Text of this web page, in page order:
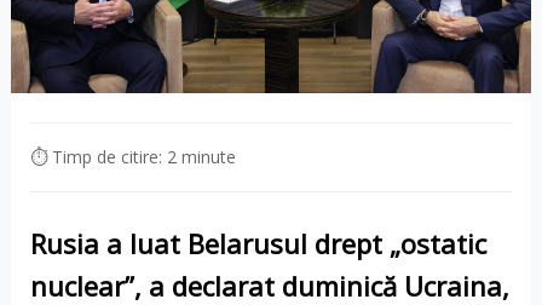
⏱ Timp de citire: 2 minute
Rusia a luat Belarusul drept „ostatic
nuclear”, a declarat duminică Ucraina,